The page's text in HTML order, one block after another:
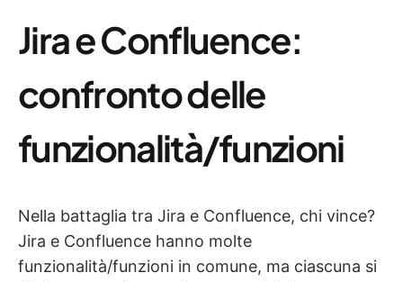
Jira e Confluence:
confronto delle
funzionalità/funzioni
Nella battaglia tra Jira e Confluence, chi vince?
Jira e Confluence hanno molte
funzionalità/funzioni in comune, ma ciascuna si